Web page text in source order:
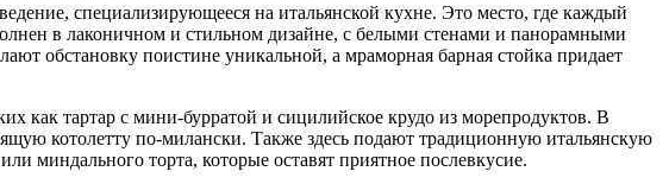
специализирующееся на итальянской кухне. Это место, где каждый
в лаконичном и стильном дизайне, с белыми стенами и панорамными
обстановку поистине уникальной, а мраморная барная стойка придает
как тартар с мини-бурратой и сицилийское крудо из морепродуктов. В
котолетту по-милански. Также здесь подают традиционную итальянскую
миндального торта, которые оставят приятное послевкусие.